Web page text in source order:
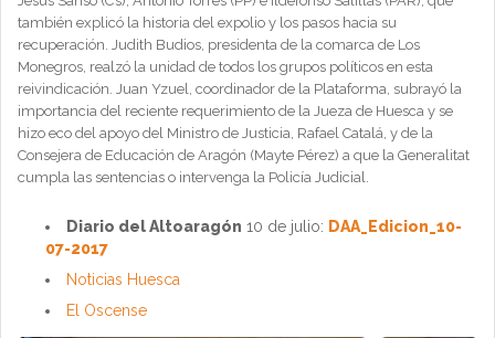
también explicó la historia del expolio y los pasos hacia su
recuperación. Judith Budios, presidenta de la comarca de Los
Monegros, realzó la unidad de todos los grupos políticos en esta
reivindicación. Juan Yzuel, coordinador de la Plataforma, subrayó la
importancia del reciente requerimiento de la Jueza de Huesca y se
hizo eco del apoyo del Ministro de Justicia, Rafael Catalá, y de la
Consejera de Educación de Aragón (Mayte Pérez) a que la Generalitat
cumpla las sentencias o intervenga la Policía Judicial.
Diario del Altoaragón 10 de julio: DAA_Edicion_10-
07-2017
Noticias Huesca
El Oscense